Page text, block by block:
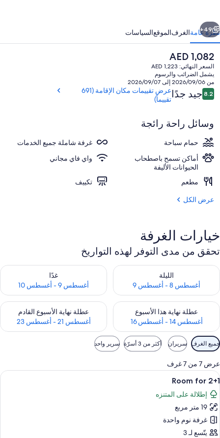
جميع
الخدمات
التالي
49+
نظرة عامةالغرفالموقعالسياسات
السعر
الحالي
هو
AED
1,082
AED 1,082
السعر النهائي: AED 1,223
يشمل الضرائب والرسوم
من 2026/09/06 إلى 2026/09/07
التقييمات
8.28.2 من 10جيد جدًا
عرض تقييمات مكان الإقامة (691
تقييماً)
وسائل راحة رائجة
حمام سباحة
غرفة شاملة جميع الخدمات
أماكن تسمح باصطحاب
الحيوانات الأليفة
واي فاي مجاني
مطعم
تكييف
عرض الكل
خيارات الغرفة
تحقق من مدى التوفر لهذه التواريخ
الليلة
أغسطس 8 - أغسطس 9
تحقق من مدى التوفر لليلة للفترة أغسطس 8 - أغسطس 9
غدًا
أغسطس 9 - أغسطس 10
تحقق من مدى التوفر لغد للفترة أغسطس
عطلة نهاية هذا الأسبوع
أغسطس 14 - أغسطس 16
تحقق من مدى التوفر لعطلة نهاية هذا الأسبوع للفترة أغسطس 14 - أغسطس 16
عطلة نهاية الأسبوع القادم
أغسطس 21 - أغسطس 23
تحقق من مدى التوفر لعطلة نهاية
عوامل
التصفية
المتاحة
للغرف
جميع الغرف سريران أكثر من 3 أسرّة سرير واحد
عرض 7 من 7 غرف
استعراض
جميع
صور
Room
for
2+1
خزنة داخل الغرفة ومكتب وأسرّة أطفال/
4
Room for 2+1
إطلالة على المتنزه
19 متر مربع
غرفة نوم واحدة
يتّسع لـ 3